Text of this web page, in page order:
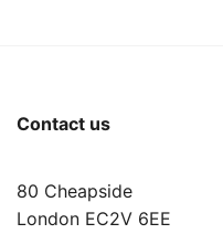
Contact us
80 Cheapside
London EC2V 6EE